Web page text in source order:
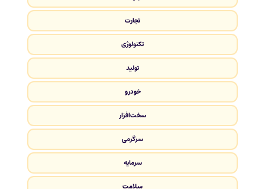
تجارت
تکنولوژی
تولید
خودرو
سخت‌افزار
سرگرمی
سرمایه
سلامت